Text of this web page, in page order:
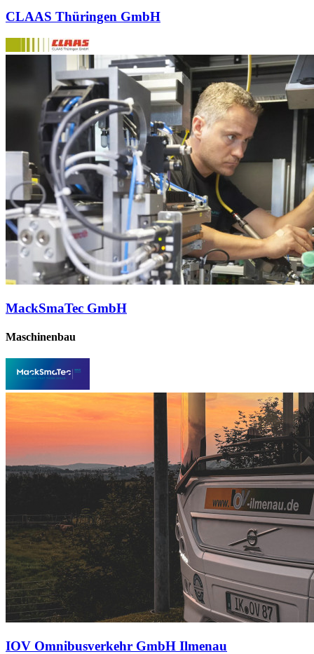
CLAAS Thüringen GmbH
MackSmaTec GmbH
Maschinenbau
IOV Omnibusverkehr GmbH Ilmenau